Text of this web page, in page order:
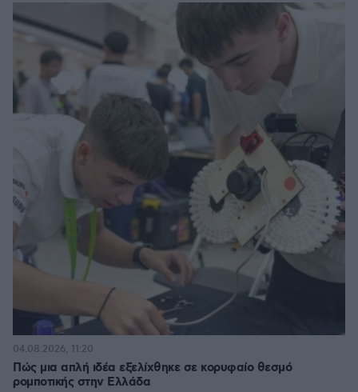
Πώς μια απλή ιδέα εξελίχθηκε σε κορυφαίο θεσμό
ρομποτικής στην Ελλάδα
04.08.2026, 11:20